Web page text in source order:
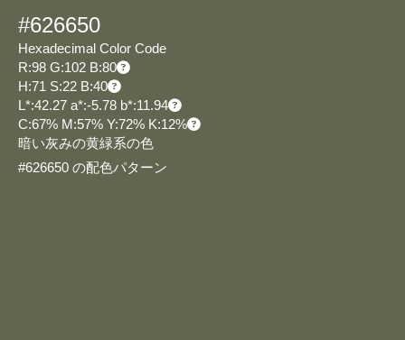
#626650
Hexadecimal Color Code
R:98 G:102 B:80
H:71 S:22 B:40
L*:42.27 a*:-5.78 b*:11.94
C:67% M:57% Y:72% K:12%
暗い灰みの黄緑系の色
#626650 の配色パターン